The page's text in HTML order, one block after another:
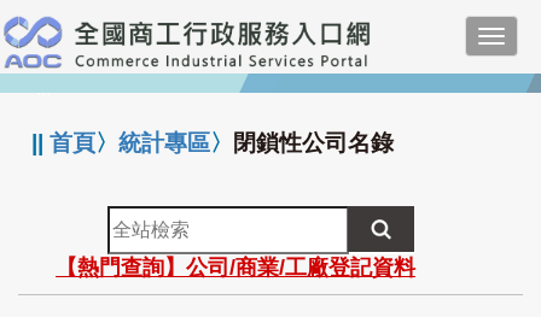
跳
到
主
要
:::
||首頁〉統計專區〉 閉鎖性公司名錄
全
站
檢
索
【熱門查詢】公司/商業/工廠登記資料